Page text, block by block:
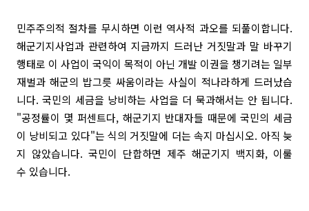
민주주의적 절차를 무시하면 이런 역사적 과오를 되풀이합니다.
해군기지사업과 관련하여 지금까지 드러난 거짓말과 말 바꾸기
행태로 이 사업이 국익이 목적이 아닌 개발 이권을 챙기려는 일부
재벌과 해군의 밥그릇 싸움이라는 사실이 적나라하게 드러났습
니다. 국민의 세금을 낭비하는 사업을 더 묵과해서는 안 됩니다.
"공정률이 몇 퍼센트다, 해군기지 반대자들 때문에 국민의 세금
이 낭비되고 있다"는 식의 거짓말에 더는 속지 마십시오. 아직 늦
지 않았습니다. 국민이 단합하면 제주 해군기지 백지화, 이룰
수 있습니다.